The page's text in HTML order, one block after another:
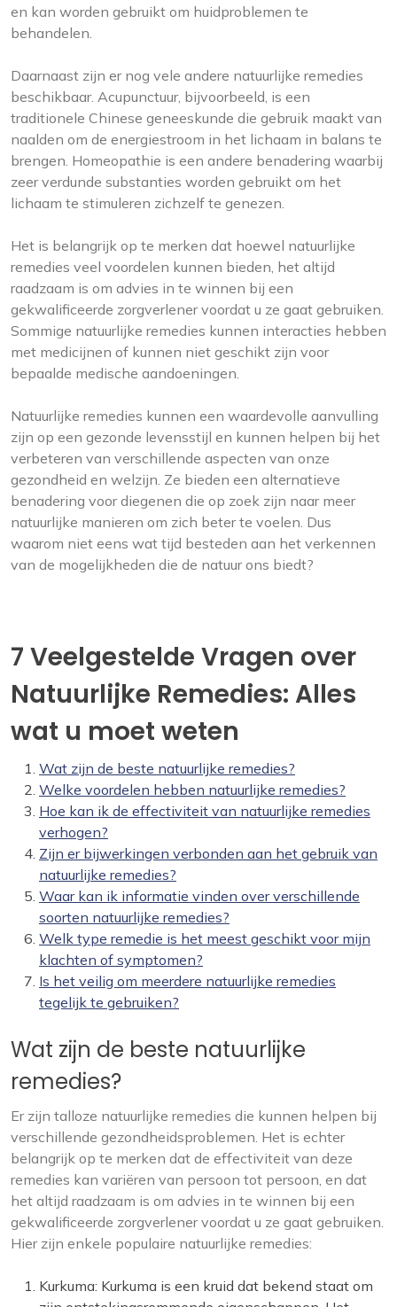
en kan worden gebruikt om huidproblemen te
behandelen.
Daarnaast zijn er nog vele andere natuurlijke remedies
beschikbaar. Acupunctuur, bijvoorbeeld, is een
traditionele Chinese geneeskunde die gebruik maakt van
naalden om de energiestroom in het lichaam in balans te
brengen. Homeopathie is een andere benadering waarbij
zeer verdunde substanties worden gebruikt om het
lichaam te stimuleren zichzelf te genezen.
Het is belangrijk op te merken dat hoewel natuurlijke
remedies veel voordelen kunnen bieden, het altijd
raadzaam is om advies in te winnen bij een
gekwalificeerde zorgverlener voordat u ze gaat gebruiken.
Sommige natuurlijke remedies kunnen interacties hebben
met medicijnen of kunnen niet geschikt zijn voor
bepaalde medische aandoeningen.
Natuurlijke remedies kunnen een waardevolle aanvulling
zijn op een gezonde levensstijl en kunnen helpen bij het
verbeteren van verschillende aspecten van onze
gezondheid en welzijn. Ze bieden een alternatieve
benadering voor diegenen die op zoek zijn naar meer
natuurlijke manieren om zich beter te voelen. Dus
waarom niet eens wat tijd besteden aan het verkennen
van de mogelijkheden die de natuur ons biedt?
7 Veelgestelde Vragen over
Natuurlijke Remedies: Alles
wat u moet weten
Wat zijn de beste natuurlijke remedies?
Welke voordelen hebben natuurlijke remedies?
Hoe kan ik de effectiviteit van natuurlijke remedies
verhogen?
Zijn er bijwerkingen verbonden aan het gebruik van
natuurlijke remedies?
Waar kan ik informatie vinden over verschillende
soorten natuurlijke remedies?
Welk type remedie is het meest geschikt voor mijn
klachten of symptomen?
Is het veilig om meerdere natuurlijke remedies
tegelijk te gebruiken?
Wat zijn de beste natuurlijke
remedies?
Er zijn talloze natuurlijke remedies die kunnen helpen bij
verschillende gezondheidsproblemen. Het is echter
belangrijk op te merken dat de effectiviteit van deze
remedies kan variëren van persoon tot persoon, en dat
het altijd raadzaam is om advies in te winnen bij een
gekwalificeerde zorgverlener voordat u ze gaat gebruiken.
Hier zijn enkele populaire natuurlijke remedies:
Kurkuma: Kurkuma is een kruid dat bekend staat om